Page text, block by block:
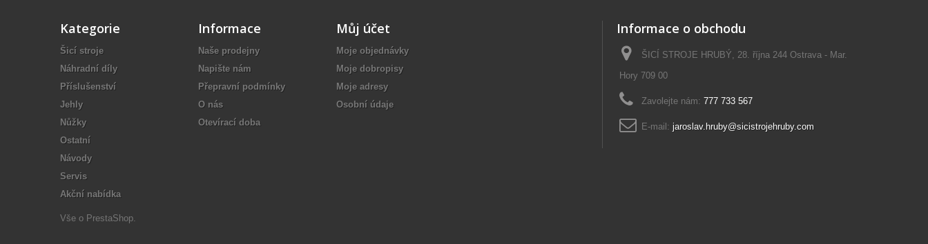
Kategorie
Šicí stroje
Náhradní díly
Příslušenství
Jehly
Nůžky
Ostatní
Návody
Servis
Akční nabídka
Informace
Naše prodejny
Napište nám
Přepravní podmínky
O nás
Otevírací doba
Můj účet
Moje objednávky
Moje dobropisy
Moje adresy
Osobní údaje
Informace o obchodu
ŠICÍ STROJE HRUBÝ, 28. října 244 Ostrava - Mar.
Hory 709 00
Zavolejte nám: 777 733 567
E-mail: jaroslav.hruby@sicistrojehruby.com
Vše o PrestaShop.